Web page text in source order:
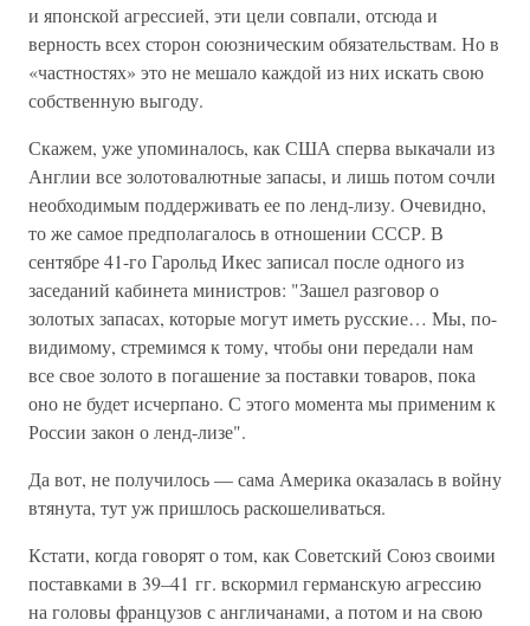
и японской агрессией, эти цели совпали, отсюда и
верность всех сторон союзническим обязательствам. Но в
«частностях» это не мешало каждой из них искать свою
собственную выгоду.
Скажем, уже упоминалось, как США сперва выкачали из
Англии все золотовалютные запасы, и лишь потом сочли
необходимым поддерживать ее по ленд-лизу. Очевидно,
то же самое предполагалось в отношении СССР. В
сентябре 41-го Гарольд Икес записал после одного из
заседаний кабинета министров: "Зашел разговор о
золотых запасах, которые могут иметь русские… Мы, по-
видимому, стремимся к тому, чтобы они передали нам
все свое золото в погашение за поставки товаров, пока
оно не будет исчерпано. С этого момента мы применим к
России закон о ленд-лизе".
Да вот, не получилось — сама Америка оказалась в войну
втянута, тут уж пришлось раскошеливаться.
Кстати, когда говорят о том, как Советский Союз своими
поставками в 39–41 гг. вскормил германскую агрессию
на головы французов с англичанами, а потом и на свою